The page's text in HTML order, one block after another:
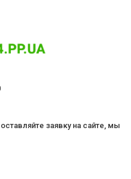
заявку на сайте, мы